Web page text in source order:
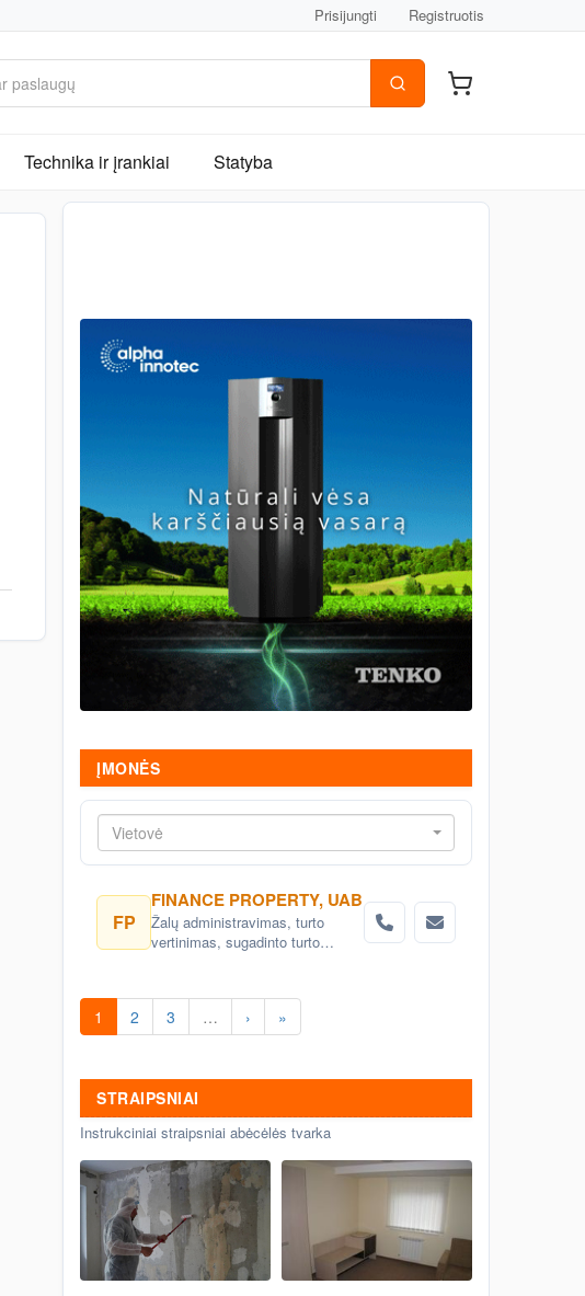
Prisijungti Registruotis
Technika ir įrankiai Statyba
ĮMONĖS
Vietovė
FP
FINANCE PROPERTY, UAB
Žalų administravimas, turto
vertinimas, sugadinto turto
1 2 3 … › »
STRAIPSNIAI
Instrukciniai straipsniai abėcėlės tvarka